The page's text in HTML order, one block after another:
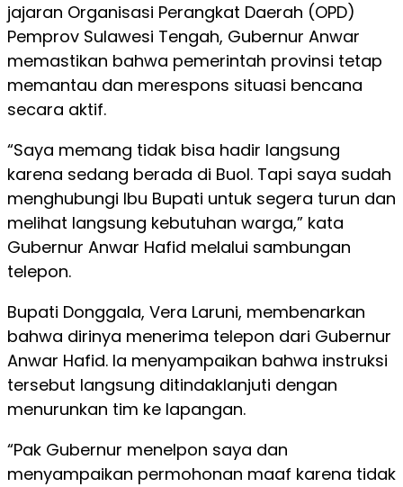
jajaran Organisasi Perangkat Daerah (OPD)
Pemprov Sulawesi Tengah, Gubernur Anwar
memastikan bahwa pemerintah provinsi tetap
memantau dan merespons situasi bencana
secara aktif.
“Saya memang tidak bisa hadir langsung
karena sedang berada di Buol. Tapi saya sudah
menghubungi Ibu Bupati untuk segera turun dan
melihat langsung kebutuhan warga,” kata
Gubernur Anwar Hafid melalui sambungan
telepon.
Bupati Donggala, Vera Laruni, membenarkan
bahwa dirinya menerima telepon dari Gubernur
Anwar Hafid. Ia menyampaikan bahwa instruksi
tersebut langsung ditindaklanjuti dengan
menurunkan tim ke lapangan.
“Pak Gubernur menelpon saya dan
menyampaikan permohonan maaf karena tidak